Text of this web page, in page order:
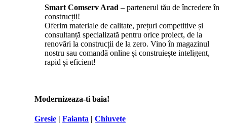
Smart Comserv Arad – partenerul tău de încredere în
construcții!
Oferim materiale de calitate, prețuri competitive și
consultanță specializată pentru orice proiect, de la
renovări la construcții de la zero. Vino în magazinul
nostru sau comandă online și construiește inteligent,
rapid și eficient!
Modernizeaza-ti baia!
Gresie | Faianta | Chiuvete